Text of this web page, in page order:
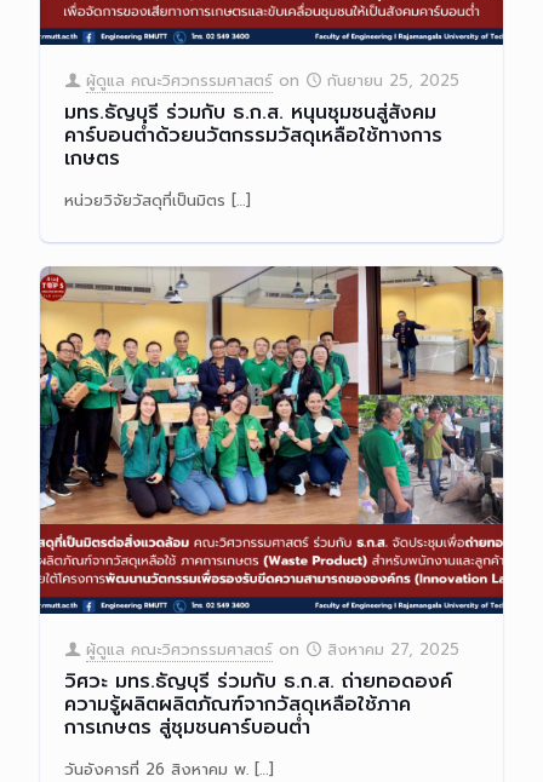
ผู้ดูแล คณะวิศวกรรมศาสตร์ on กันยายน 25, 2025
มทร.ธัญบุรี ร่วมกับ ธ.ก.ส. หนุนชุมชนสู่สังคม
คาร์บอนต่ำด้วยนวัตกรรมวัสดุเหลือใช้ทางการ
เกษตร
หน่วยวิจัยวัสดุที่เป็นมิตร […]
Read more
ผู้ดูแล คณะวิศวกรรมศาสตร์ on สิงหาคม 27, 2025
วิศวะ มทร.ธัญบุรี ร่วมกับ ธ.ก.ส. ถ่ายทอดองค์
ความรู้ผลิตผลิตภัณฑ์จากวัสดุเหลือใช้ภาค
การเกษตร สู่ชุมชนคาร์บอนต่ำ
วันอังคารที่ 26 สิงหาคม พ. […]